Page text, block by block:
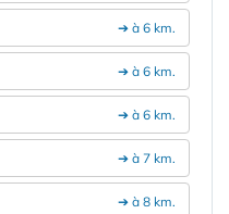
➔ à 6 km.
➔ à 6 km.
➔ à 6 km.
➔ à 7 km.
➔ à 8 km.